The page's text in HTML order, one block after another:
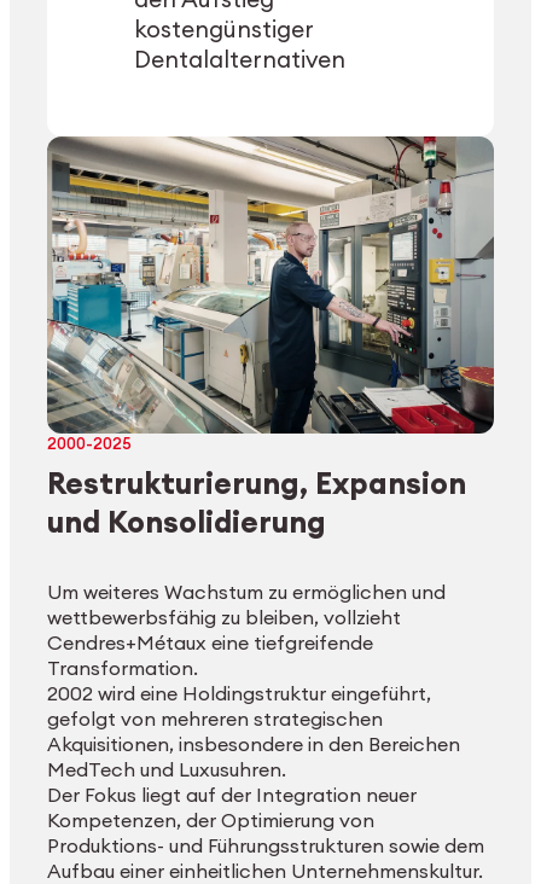
kostengünstiger
Dentalalternativen
2000-2025
Restrukturierung, Expansion
und Konsolidierung
Um weiteres Wachstum zu ermöglichen und
wettbewerbsfähig zu bleiben, vollzieht
Cendres+Métaux eine tiefgreifende
Transformation.
2002 wird eine Holdingstruktur eingeführt,
gefolgt von mehreren strategischen
Akquisitionen, insbesondere in den Bereichen
MedTech und Luxusuhren.
Der Fokus liegt auf der Integration neuer
Kompetenzen, der Optimierung von
Produktions- und Führungsstrukturen sowie dem
Aufbau einer einheitlichen Unternehmenskultur.